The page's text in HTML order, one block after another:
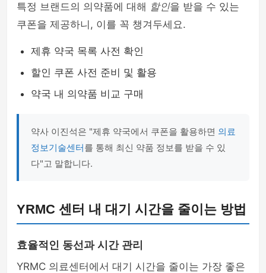
특정 브랜드의 의약품에 대해 할인을 받을 수 있는
쿠폰을 제공하니, 이를 꼭 챙겨두세요.
제휴 약국 목록 사전 확인
할인 쿠폰 사전 준비 및 활용
약국 내 의약품 비교 구매
약사 이진석은 "제휴 약국에서 쿠폰을 활용하면 의료
정보기술센터를 통해 최신 약품 정보를 받을 수 있
다"고 말합니다.
YRMC 센터 내 대기 시간을 줄이는 방법
효율적인 동선과 시간 관리
YRMC 의료센터에서 대기 시간을 줄이는 가장 좋은